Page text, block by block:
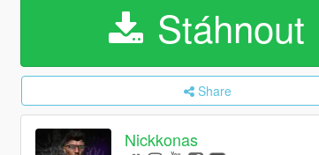
Stáhnout
Share
Nickkonas